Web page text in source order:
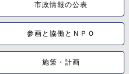
市政情報の公表
参画と協働とＮＰＯ
施策・計画